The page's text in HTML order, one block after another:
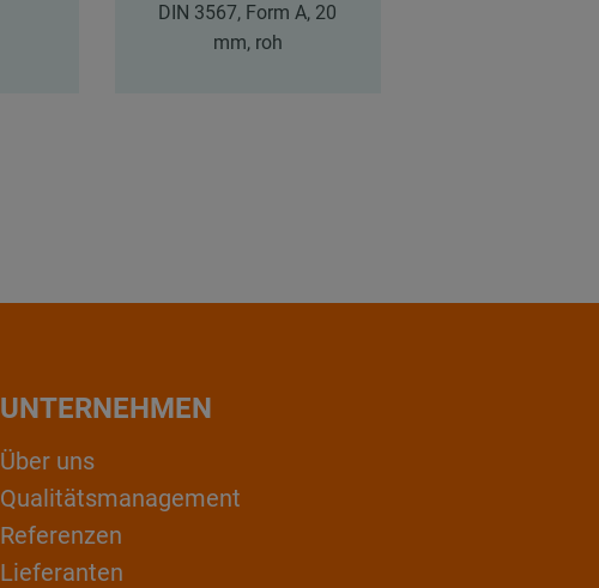
DIN 3567, Form A, 20
mm, roh
UNTERNEHMEN
Über uns
Qualitätsmanagement
Referenzen
Lieferanten